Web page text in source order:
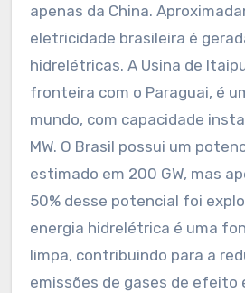
apenas da China.
eletricidade brasileira é
hidrelétricas. A Usina de
fronteira com o Paraguai, é
mundo, com capacidade
MW. O Brasil possui um
estimado em 200 GW, mas
50% desse potencial foi
energia hidrelétrica é uma
limpa, contribuindo para a
emissões de gases de efeito